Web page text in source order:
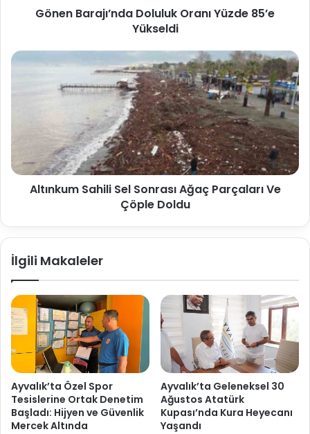
Gönen Barajı’nda Doluluk Oranı Yüzde 85’e
Yükseldi
Altınkum Sahili Sel Sonrası Ağaç Parçaları Ve
Çöple Doldu
İlgili Makaleler
Ayvalık’ta Özel Spor
Tesislerine Ortak Denetim
Başladı: Hijyen ve Güvenlik
Mercek Altında
Ayvalık’ta Geleneksel 30
Ağustos Atatürk
Kupası’nda Kura Heyecanı
Yaşandı